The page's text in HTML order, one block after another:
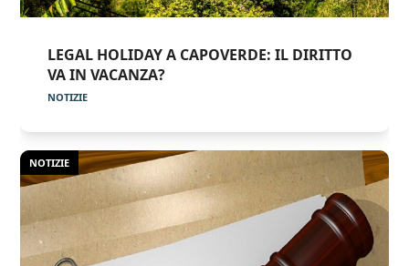
LEGAL HOLIDAY A CAPOVERDE: IL DIRITTO
VA IN VACANZA?
NOTIZIE
NOTIZIE